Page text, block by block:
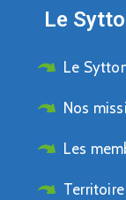
Le
Le
Nos
Les